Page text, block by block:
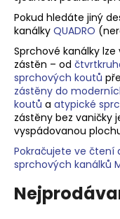
Pokud hledáte jiný
kanálky QUADRO
Sprchové kanálky
zástěn – od
sprchových koutů
zástěny do
koutů a atypické
zástěny bez vaničky
vyspádovanou
Pokračujete ve čtení
sprchových kanálků
ř
e
b
u
j
e
t
e
n
a
j
í